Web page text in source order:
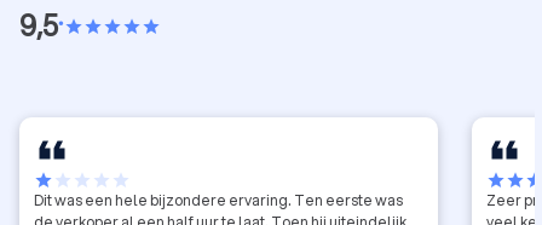
9,5•starstarstarstarstar
starstar star star star
Dit was een hele bijzondere ervaring. Ten eerste was
starstar
Zeer